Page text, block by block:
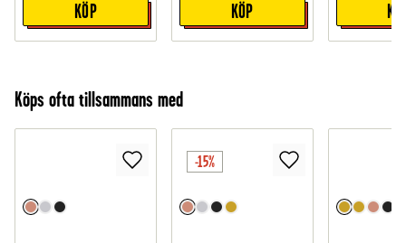
KÖP KÖP
Köps ofta tillsammans med
-15%